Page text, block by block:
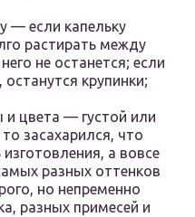
— если капельку
растирать между
не останется; если
крупинки;
цвета — густой или
засахарился, что
а вовсе
разных оттенков
но непременно
разных примесей и